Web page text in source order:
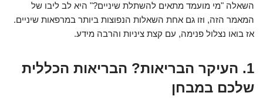
השאלה "מי מועמד מתאים להשתלת שיניים?" היא לב ליבו של
המאמר הזה, וזו גם אחת השאלות הנפוצות ביותר במרפאות שיניים.
אז בואו נצלול פנימה, עם קצת ציניות והרבה מידע.
1. העיקר הבריאות? הבריאות הכללית
שלכם במבחן